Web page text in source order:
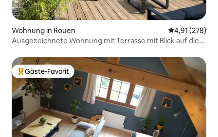
Wohnung in Rouen
4,91 (278)
Ausgezeichnete Wohnung mit Terrasse mit Blick auf die
Beliebter Gäste-Favorit.
Gäste-Favorit